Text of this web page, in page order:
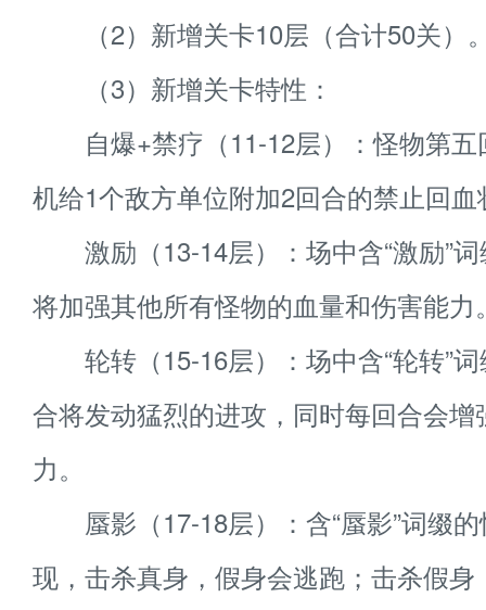
（2）新增关卡10层（合计50关）
（3）新增关卡特性：
自爆+禁疗（11-12层）：怪物第五
机给1个敌方单位附加2回合的禁止回血
激励（13-14层）：场中含“激励”词
将加强其他所有怪物的血量和伤害能力
轮转（15-16层）：场中含“轮转”词
合将发动猛烈的进攻，同时每回合会
力。
蜃影（17-18层）：含“蜃影”词缀的
现，击杀真身，假身会逃跑；击杀假